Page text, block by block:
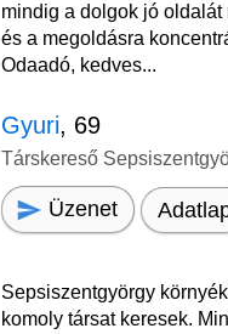
mindig a dolgok jó oldalát
és a megoldásra
Odaadó, kedves...
Gyuri, 69
Társkereső
Üzenet
Sepsiszentgyörgy
komoly társat keresek.